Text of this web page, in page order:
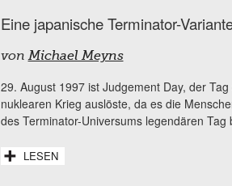
Eine japanische Terminator-
vonMichael Meyns
29. August 1997 ist Judgement Day, der
nuklearen Krieg auslöste, da es die
des Terminator-Universums legendären Tag
LESEN